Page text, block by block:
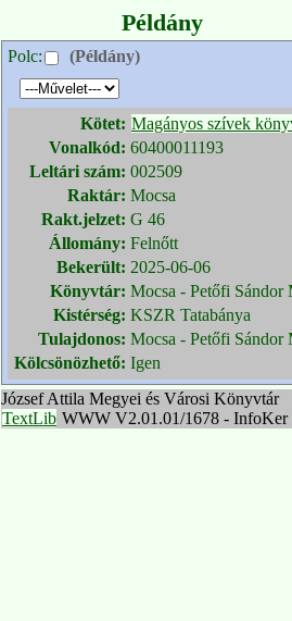
Példány
Polc: (Példány)
Kötet: Magányos szívek
Vonalkód: 60400011193
Leltári szám: 002509
Raktár: Mocsa
Rakt.jelzet: G 46
Állomány: Felnőtt
Bekerült: 2025-06-06
Könyvtár: Mocsa - Petőfi Sándor
Kistérség: KSZR Tatabánya
Tulajdonos: Mocsa - Petőfi Sándor
Kölcsönözhető: Igen
József Attila Megyei és Városi Könyvtár
TextLib WWW V2.01.01/1678 - InfoKer